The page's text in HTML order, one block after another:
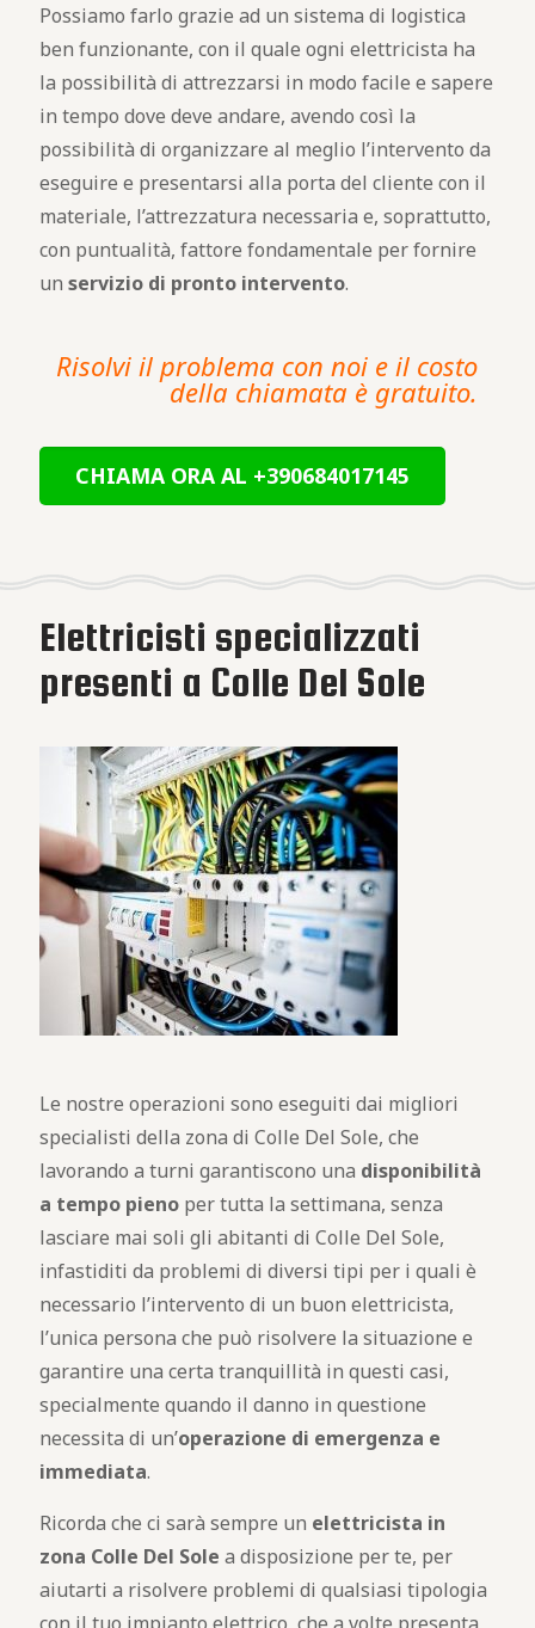
Possiamo farlo grazie ad un sistema di logistica
ben funzionante, con il quale ogni elettricista ha
la possibilità di attrezzarsi in modo facile e sapere
in tempo dove deve andare, avendo così la
possibilità di organizzare al meglio l’intervento da
eseguire e presentarsi alla porta del cliente con il
materiale, l’attrezzatura necessaria e, soprattutto,
con puntualità, fattore fondamentale per fornire
un servizio di pronto intervento.
Risolvi il problema con noi e il costo
della chiamata è gratuito.
CHIAMA ORA AL +390684017145
Elettricisti specializzati
presenti a Colle Del Sole
Le nostre operazioni sono eseguiti dai migliori
specialisti della zona di Colle Del Sole, che
lavorando a turni garantiscono una disponibilità
a tempo pieno per tutta la settimana, senza
lasciare mai soli gli abitanti di Colle Del Sole,
infastiditi da problemi di diversi tipi per i quali è
necessario l’intervento di un buon elettricista,
l’unica persona che può risolvere la situazione e
garantire una certa tranquillità in questi casi,
specialmente quando il danno in questione
necessita di un’operazione di emergenza e
immediata.
Ricorda che ci sarà sempre un elettricista in
zona Colle Del Sole a disposizione per te, per
aiutarti a risolvere problemi di qualsiasi tipologia